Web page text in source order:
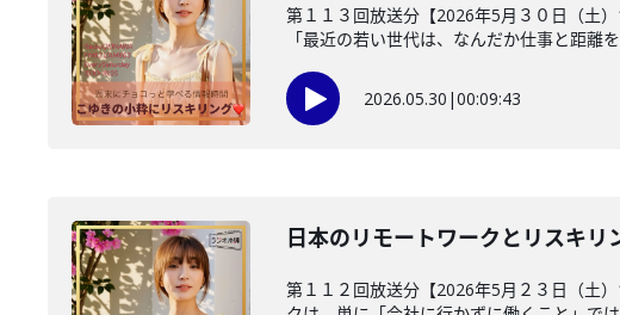
第１１３回放送分【2026年5月３０日（土
「最近の若い世代は、なんだか仕事と距離
2026.05.30 |00:09:43
日本のリモートワークとリスキリ
第１１２回放送分【2026年5月２３日（土